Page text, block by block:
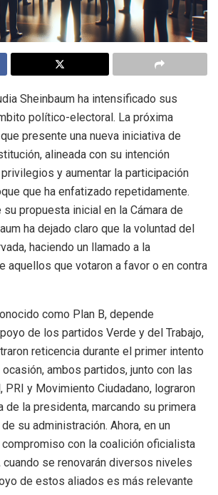
Sheinbaum ha intensificado sus
político-electoral. La próxima
presente una nueva iniciativa de
alineada con su intención
y aumentar la participación
que ha enfatizado repetidamente.
propuesta inicial en la Cámara de
ha dejado claro que la voluntad del
haciendo un llamado a la
aquellos que votaron a favor o en contra
como Plan B, depende
de los partidos Verde y del Trabajo,
reticencia durante el primer intento
ambos partidos, junto con las
PRI y Movimiento Ciudadano, lograron
de la presidenta, marcando su primera
su administración. Ahora, en un
con la coalición oficialista
se renovarán diversos niveles
de estos aliados es más relevante